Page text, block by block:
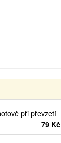
při převzetí
79 Kč